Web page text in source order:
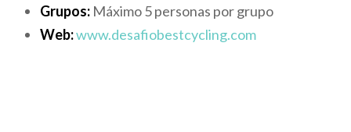
Grupos: Máximo 5 personas por grupo
Web:www.desafiobestcycling.com